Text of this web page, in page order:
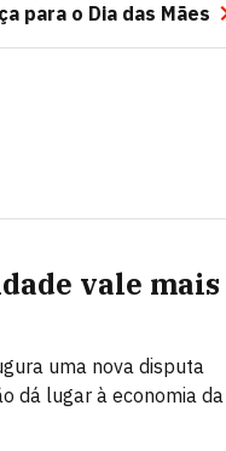
para o Dia das Mães
vale mais
uma nova disputa
dá lugar à economia da